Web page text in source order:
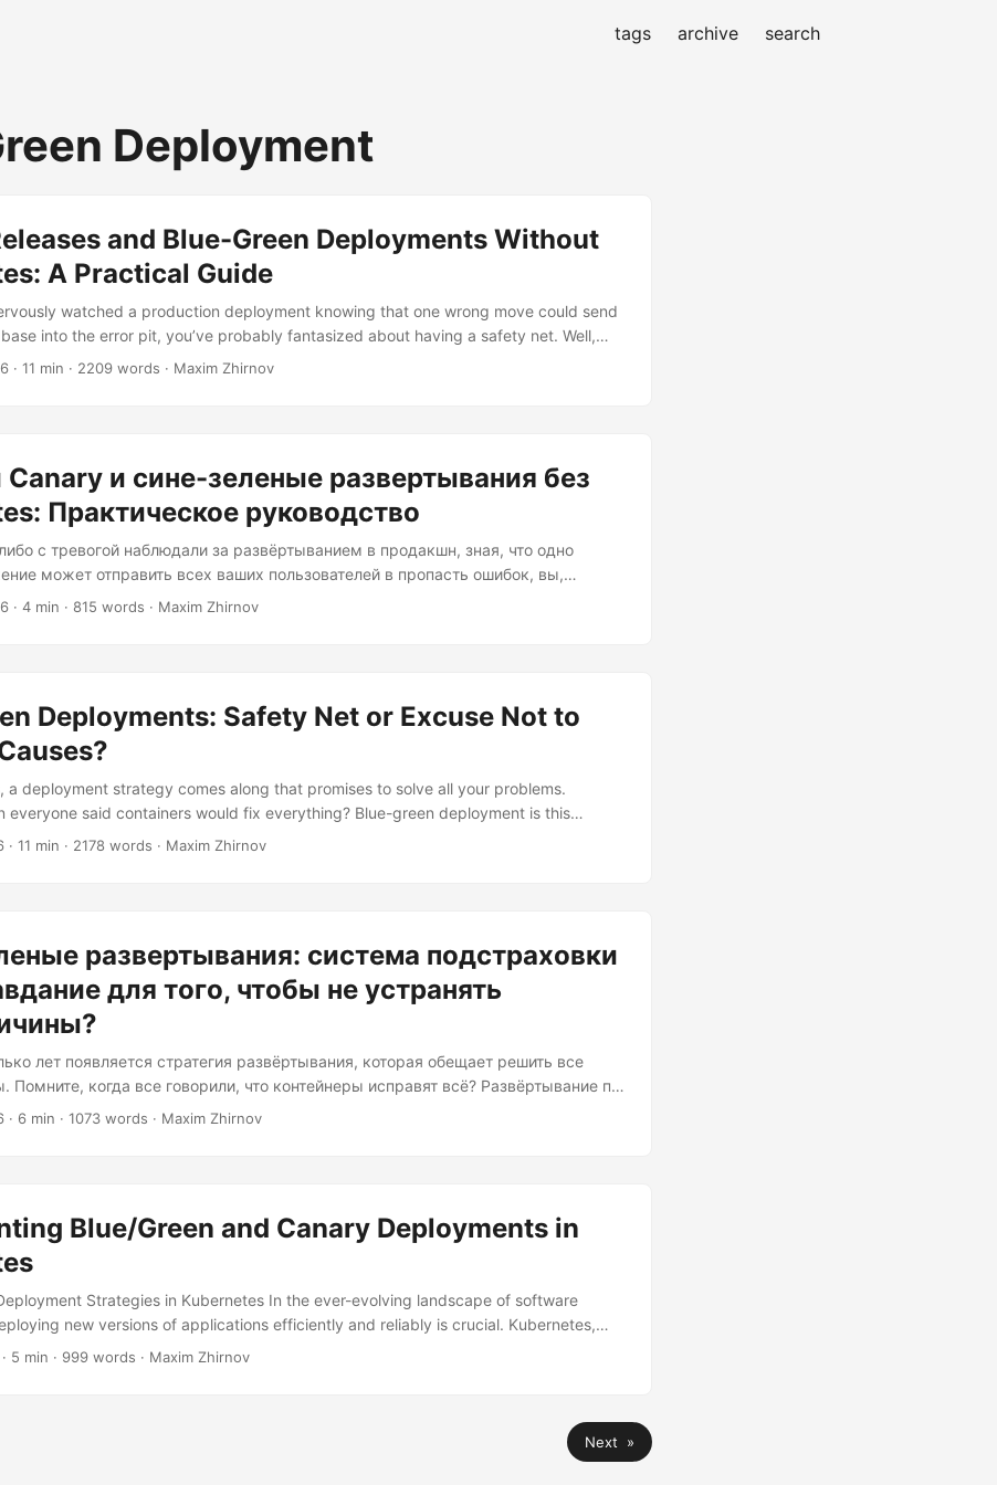
tags archive search
Deployment
and Blue-Green Deployments Without
A Practical Guide
watched a production deployment knowing that one wrong move could send
into the error pit, you’ve probably fantasized about having a safety net. Well,
safety net—wrapped in two colors and a mining metaphor. Deploying new code to
· 11 min · 2209 words · Maxim Zhirnov
и сине-зеленые развертывания без
Практическое руководство
с тревогой наблюдали за развёртыванием в продакшн, зная, что одно
может отправить всех ваших пользователей в пропасть ошибок, вы,
о наличии страховой сетки. Что ж, считайте, что это ваша
· 4 min · 815 words · Maxim Zhirnov
Deployments: Safety Net or Excuse Not to
a deployment strategy comes along that promises to solve all your problems.
everyone said containers would fix everything? Blue-green deployment is this
deployment equivalent of “have you tried turning it off and on again,” except
· 11 min · 2178 words · Maxim Zhirnov
развертывания: система подстраховки
для того, чтобы не устранять
лет появляется стратегия развёртывания, которая обещает решить все
Помните, когда все говорили, что контейнеры исправят всё? Развёртывание по
— любимец этого десятилетия, эквивалент развёртывания по принципу
· 6 min · 1073 words · Maxim Zhirnov
Blue/Green and Canary Deployments in
Strategies in Kubernetes In the ever-evolving landscape of software
new versions of applications efficiently and reliably is crucial. Kubernetes,
capabilities, offers several deployment strategies that help mitigate risks
· 5 min · 999 words · Maxim Zhirnov
Next »